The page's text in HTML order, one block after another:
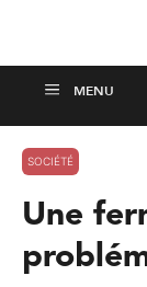
SOCIÉTÉ
Une